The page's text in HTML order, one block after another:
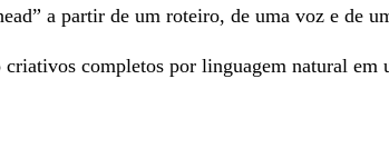
a partir de um roteiro, de uma voz e de
completos por linguagem natural em